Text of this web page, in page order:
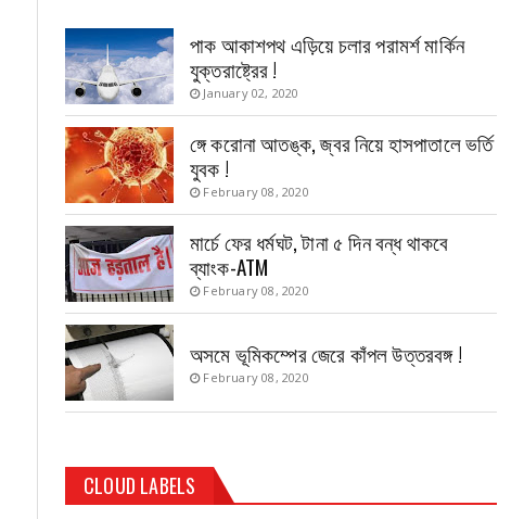
পাক আকাশপথ এড়িয়ে চলার পরামর্শ মার্কিন
যুক্তরাষ্ট্রের !
January 02, 2020
ঙ্গে করোনা আতঙ্ক, জ্বর নিয়ে হাসপাতালে ভর্তি
যুবক !
February 08, 2020
মার্চে ফের ধর্মঘট, টানা ৫ দিন বন্ধ থাকবে
ব্যাংক-ATM
February 08, 2020
অসমে ভূমিকম্পের জেরে কাঁপল উত্তরবঙ্গ !
February 08, 2020
CLOUD LABELS